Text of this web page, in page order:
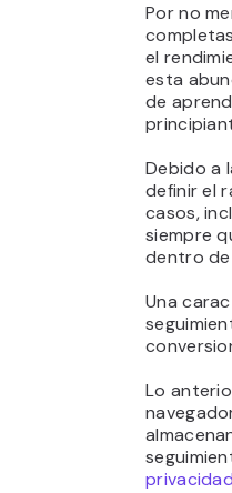
Por no
el
esta
de
Debido a
definir el
casos,
siempre
dentro
Una
Lo